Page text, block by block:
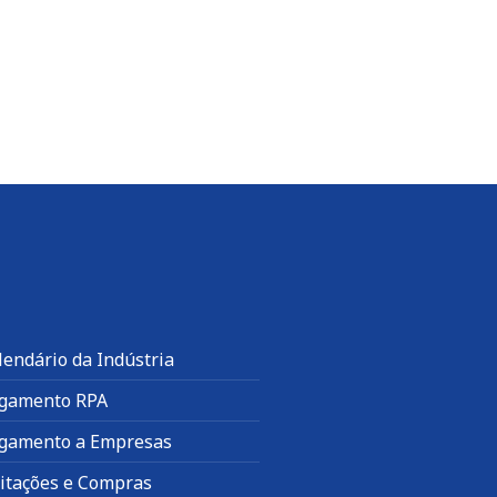
da Indústria
RPA
a Empresas
e Compras